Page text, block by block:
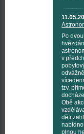
Po
v
tzv.
Obě
děti
plnou